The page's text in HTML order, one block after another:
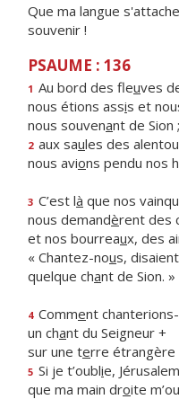
Que ma langue
souvenir !
PSAUME : 136
1 Au bord des fleuves
nous étions assis et
nous souvenant de Sion
2 aux saules des
nous avions pendu nos
3 C’est là que nos
nous demandèrent des
et nos bourreaux, des
« Chantez-nous,
quelque chant de Sion. »
4 Comment
un chant du Seigneur +
sur une terre étrangère
5 Si je t’oublie,
que ma main droite